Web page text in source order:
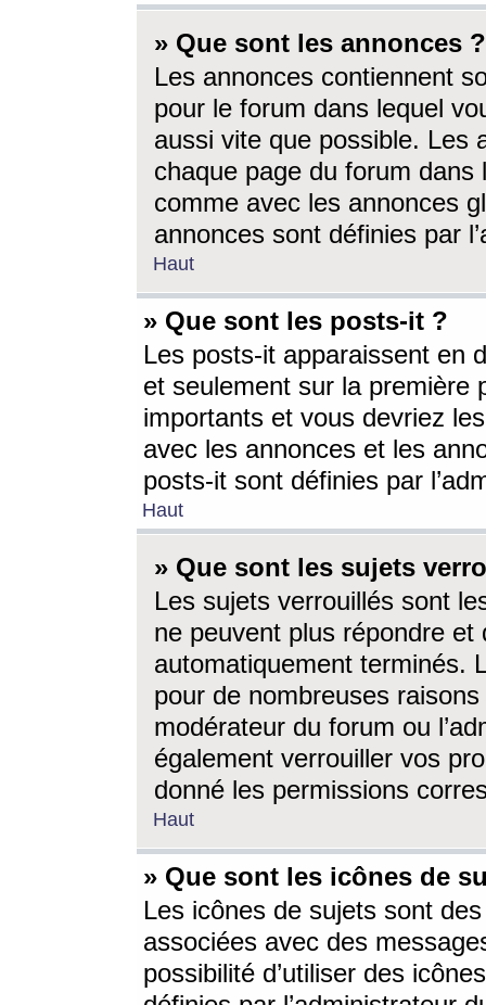
» Que sont les annonces ?
Les annonces contiennent
pour le forum dans lequel
aussi vite que possible. Les
chaque page du forum dans
comme avec les annonces
annonces sont définies par
Haut
» Que sont les posts-it ?
Les posts-it apparaissent en
et seulement sur la première
importants et vous devriez
avec les annonces et les
posts-it sont définies par
Haut
» Que sont les sujets
Les sujets verrouillés sont
ne peuvent plus répondre
automatiquement terminés.
pour de nombreuses
modérateur du forum ou
également verrouiller vos
donné les permissions
Haut
» Que sont les icônes de
Les icônes de sujets sont
associées avec des
possibilité d’utiliser des